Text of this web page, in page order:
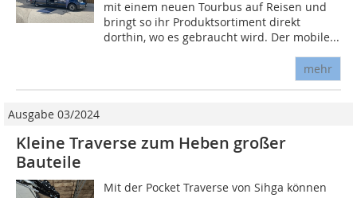
mit einem neuen Tourbus auf Reisen und
bringt so ihr Produktsortiment direkt
dorthin, wo es gebraucht wird. Der mobile...
mehr
Ausgabe 03/2024
Kleine Traverse zum Heben großer
Bauteile
Mit der Pocket Traverse von Sihga können